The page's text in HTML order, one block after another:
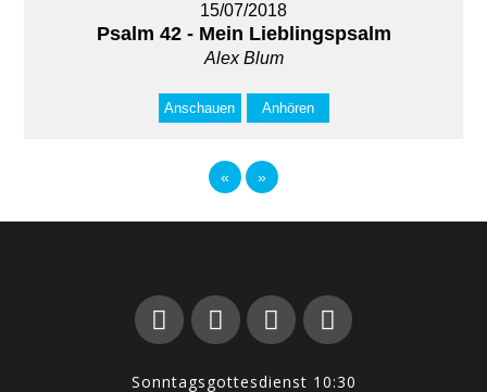
15/07/2018
Psalm 42 - Mein Lieblingspsalm
Alex Blum
Anschauen Anhören
« »
Sonntagsgottesdienst 10:30